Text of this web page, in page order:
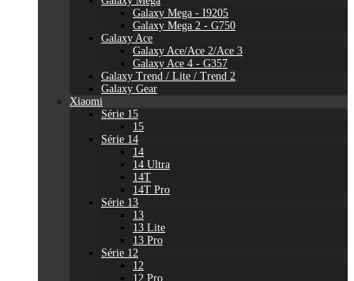
Galaxy Mega - I9205
Galaxy Mega 2 - G750
Galaxy Ace
Galaxy Ace/Ace 2/Ace 3
Galaxy Ace 4 - G357
Galaxy Trend / Lite / Trend 2
Galaxy Gear
Xiaomi
Série 15
15
Série 14
14
14 Ultra
14T
14T Pro
Série 13
13
13 Lite
13 Pro
Série 12
12
12 Pro